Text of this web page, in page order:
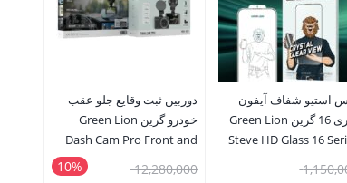
استیو شفاف آیفون
سری 16 گرین Green Lion
Steve HD Glass 16
قیمت
دوربین ثبت وقایع جلو عقب
خودرو گرین Green Lion
Dash Cam Pro Front and
10% 12,280,000قیمت